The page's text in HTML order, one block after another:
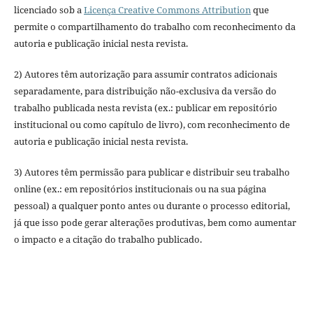
licenciado sob aLicença Creative Commons Attributionque
permite o compartilhamento do trabalho com reconhecimento da
autoria e publicação inicial nesta revista.
2) Autores têm autorização para assumir contratos adicionais
separadamente, para distribuição não-exclusiva da versão do
trabalho publicada nesta revista (ex.: publicar em repositório
institucional ou como capítulo de livro), com reconhecimento de
autoria e publicação inicial nesta revista.
3) Autores têm permissão para publicar e distribuir seu trabalho
online (ex.: em repositórios institucionais ou na sua página
pessoal) a qualquer ponto antes ou durante o processo editorial,
já que isso pode gerar alterações produtivas, bem como aumentar
o impacto e a citação do trabalho publicado.